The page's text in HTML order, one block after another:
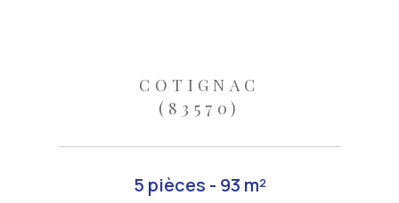
COTIGNAC
(83570)
5 pièces - 93 m²